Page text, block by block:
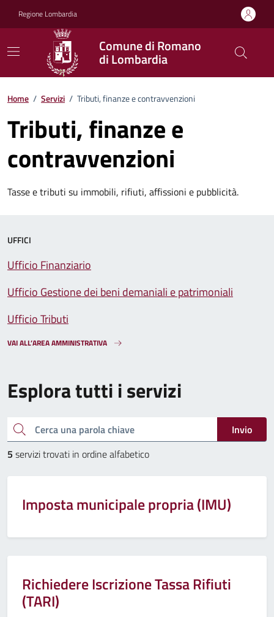
Regione Lombardia
Comune di Romano
di Lombardia
Home / Servizi / Tributi, finanze e contravvenzioni
Tributi, finanze e
contravvenzioni
Tasse e tributi su immobili, rifiuti, affissioni e pubblicità.
Esplora tutti i servizi
Cerca una parola chiave
Invio
5 servizi trovati in ordine alfabetico
Imposta municipale propria (IMU)
Richiedere Iscrizione Tassa Rifiuti
(TARI)
UFFICI
Ufficio Finanziario
Ufficio Gestione dei beni demaniali e patrimoniali
Ufficio Tributi
VAI ALL’AREA AMMINISTRATIVA